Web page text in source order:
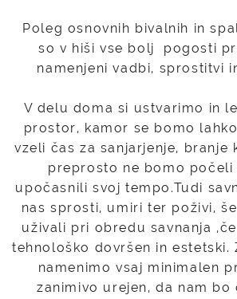
Poleg osnovnih bivalnih in
so v hiši vse bolj pogosti
namenjeni vadbi, sprostitvi
V delu doma si ustvarimo in
prostor, kamor se bomo
vzeli čas za sanjarjenje, branje
preprosto ne bomo počeli
upočasnili svoj tempo.Tudi
nas sprosti, umiri ter poživi,
uživali pri obredu savnanja
tehnološko dovršen in estetski.
namenimo vsaj minimalen
zanimivo urejen, da nam bo